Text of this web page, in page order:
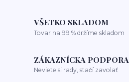
VŠETKO SKLADOM
Tovar na 99 % držíme skladom
ZÁKAZNÍCKA PODPORA
Neviete si rady, stačí zavolať